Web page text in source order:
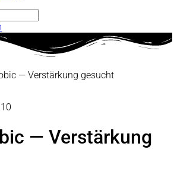
— Verstärkung gesucht
— Verstärkung